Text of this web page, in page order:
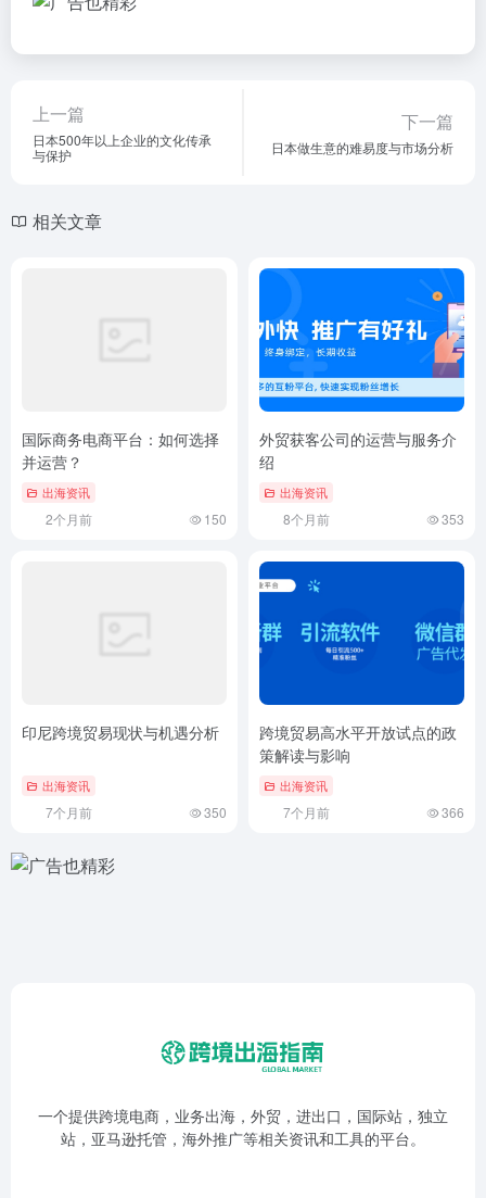
得成功与荣耀实现业务的飞跃性发展通过在以上的深入
分析与阐述最后我们在本文的最后一行总结并突出本文
台优势；市场竞争；发展机遇；销售环境；运营策略。
©版权声明
与保护
下一篇
日本做生意的难易度与市场分析
相关文章
国际商务电商平台：如何选择
并运营？
出海资讯
2个月前 150
外贸获客公司的运营与服务介
绍
出海资讯
8个月前 353
策解读与影响
出海资讯